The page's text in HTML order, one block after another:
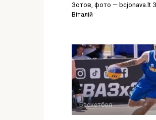
Зотов, фото — bcjonava.lt
Віталій
Баскетбол